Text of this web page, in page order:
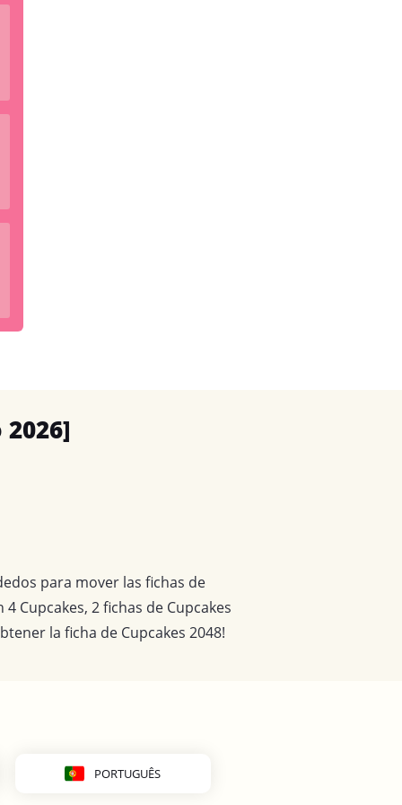
para mover las fichas de
Cupcakes, 2 fichas de Cupcakes
la ficha de Cupcakes 2048!
PORTUGUÊS